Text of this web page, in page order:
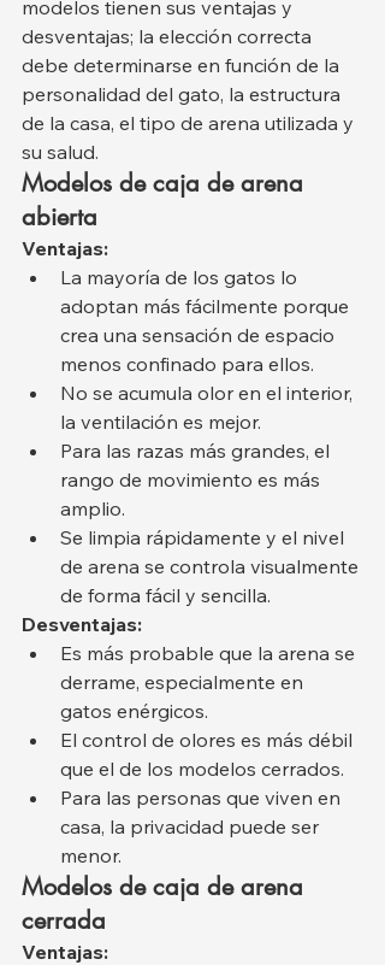
modelos tienen sus ventajas y
desventajas; la elección correcta
debe determinarse en función de la
personalidad del gato, la estructura
de la casa, el tipo de arena utilizada y
su salud.
Modelos de caja de arena
abierta
Ventajas:
La mayoría de los gatos lo
adoptan más fácilmente porque
crea una sensación de espacio
menos confinado para ellos.
No se acumula olor en el interior,
la ventilación es mejor.
Para las razas más grandes, el
rango de movimiento es más
amplio.
Se limpia rápidamente y el nivel
de arena se controla visualmente
de forma fácil y sencilla.
Desventajas:
Es más probable que la arena se
derrame, especialmente en
gatos enérgicos.
El control de olores es más débil
que el de los modelos cerrados.
Para las personas que viven en
casa, la privacidad puede ser
menor.
Modelos de caja de arena
cerrada
Ventajas: